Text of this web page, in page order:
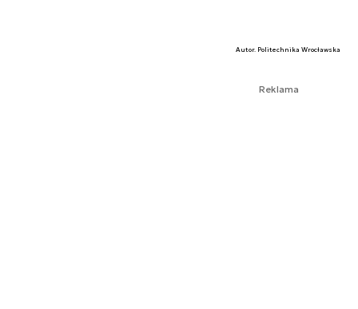
Autor. Politechnika Wrocławska
Reklama